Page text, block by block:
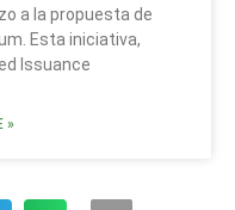
a la propuesta de
Esta iniciativa,
Issuance
»